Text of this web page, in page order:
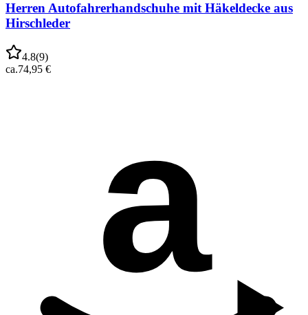
Herren Autofahrerhandschuhe mit Häkeldecke aus
Hirschleder
4.8(9)
ca.74,95 €
a